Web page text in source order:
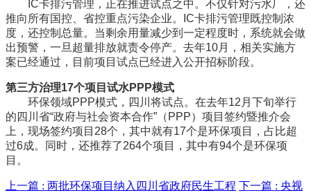
IC卡排污管理，正在推进试点之中。不仅针对污水厂，还
推向所有国控、省控重点污染企业。IC卡排污管理既控制浓
度，还控制总量。当剩余用量减少到一定程度时，系统就会做
出预警，一旦超量排放就责令停产。去年10月，相关实施方
案已经通过，目前项目试点已经进入公开招标阶段。
第三方治理17个项目试水PPP模式
环保领域PPP模式，四川将试点。在去年12月下旬举行
的四川省“政府与社会资本合作”（PPP）项目签约暨推介会
上，现场签约项目28个，其中就有17个是环保项目，占比超
过6成。同时，还推荐了264个项目，其中有94个是环保项
目。
上一篇 : 两批环保项目纳入四川省政府民生工程 下一篇 : 央视